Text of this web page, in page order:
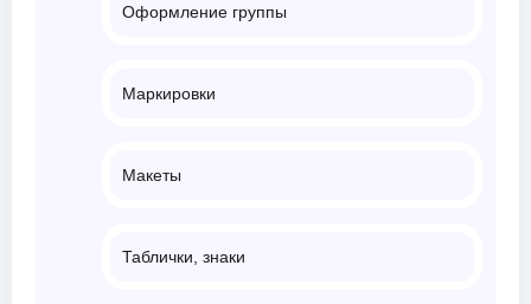
Оформление группы
Маркировки
Макеты
Таблички, знаки